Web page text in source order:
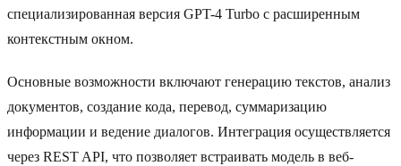
специализированная версия GPT-4 Turbo с расширенным
контекстным окном.
Основные возможности включают генерацию текстов, анализ
документов, создание кода, перевод, суммаризацию
информации и ведение диалогов. Интеграция осуществляется
через REST API, что позволяет встраивать модель в веб-